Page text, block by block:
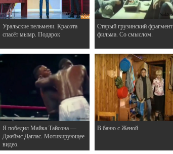
Уральские пельмени. Красота
спасёт мымр. Подарок
Старый грузинский фрагмент
фильма. Со смыслом.
Я победил Майка Тайсона —
Джеймс Даглас. Мотивирующее
видео.
В баню с Женой